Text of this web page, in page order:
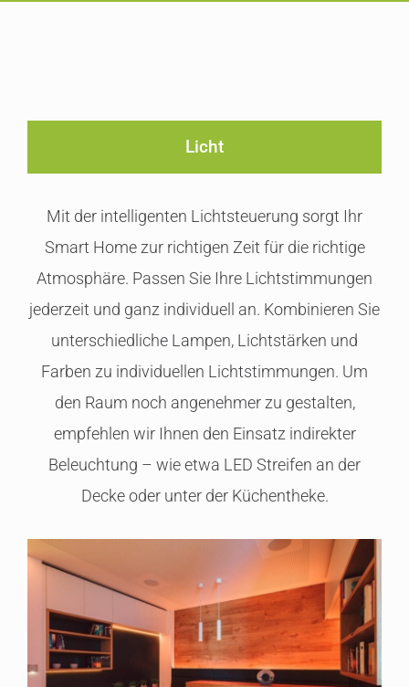
Licht
Mit der intelligenten Lichtsteuerung sorgt Ihr
Smart Home zur richtigen Zeit für die richtige
Atmosphäre. Passen Sie Ihre Lichtstimmungen
jederzeit und ganz individuell an. Kombinieren Sie
unterschiedliche Lampen, Lichtstärken und
Farben zu individuellen Lichtstimmungen. Um
den Raum noch angenehmer zu gestalten,
empfehlen wir Ihnen den Einsatz indirekter
Beleuchtung – wie etwa LED Streifen an der
Decke oder unter der Küchentheke.